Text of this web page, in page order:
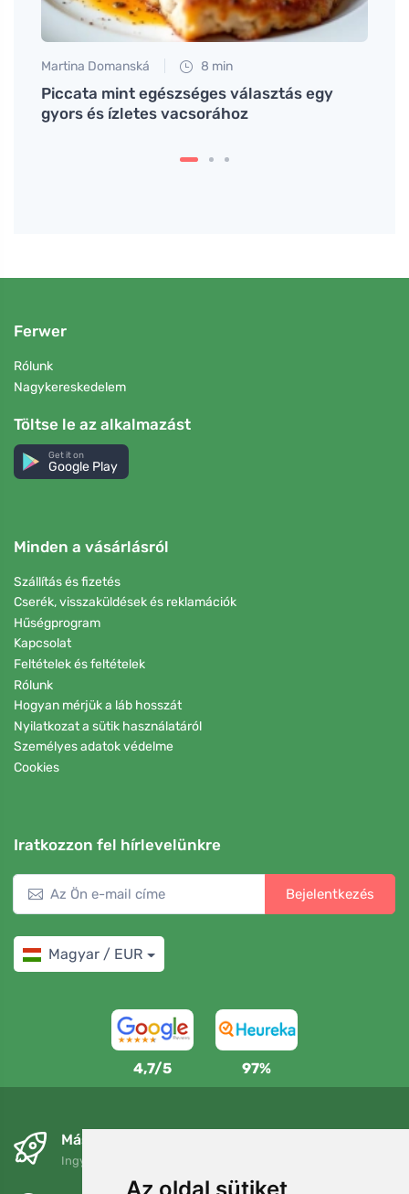
Martina Domanská 8 min
Piccata mint egészséges választás egy
gyors és ízletes vacsorához
Ferwer
Rólunk
Nagykereskedelem
Töltse le az alkalmazást
Get it on
Google Play
Minden a vásárlásról
Szállítás és fizetés
Cserék, visszaküldések és reklamációk
Hűségprogram
Kapcsolat
Feltételek és feltételek
Rólunk
Hogyan mérjük a láb hosszát
Nyilatkozat a sütik használatáról
Személyes adatok védelme
Cookies
Iratkozzon fel hírlevelünkre
Bejelentkezés
Magyar / EUR
4,7/5 97%
Másnapra és ingyenesen
Ingyenes szállítás a következő összeg felett: 80 EUR